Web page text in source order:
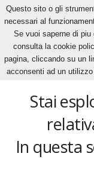
Home Tags Chapecoense
Stai
In questa
Questo sito o gli
necessari al
Se vuoi saperne di
consulta la cookie
pagina, cliccando su un
acconsenti ad un